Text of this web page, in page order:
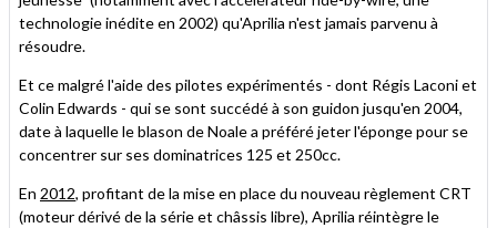
technologie inédite en 2002) qu'Aprilia n'est jamais parvenu à
résoudre.
Et ce malgré l'aide des pilotes expérimentés - dont Régis Laconi et
Colin Edwards - qui se sont succédé à son guidon jusqu'en 2004,
date à laquelle le blason de Noale a préféré jeter l'éponge pour se
concentrer sur ses dominatrices 125 et 250cc.
En 2012, profitant de la mise en place du nouveau règlement CRT
(moteur dérivé de la série et châssis libre), Aprilia réintègre le